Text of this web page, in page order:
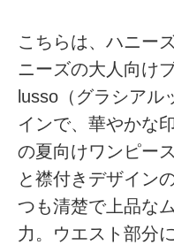
こちらは、ハニー
ニーズの大人向け
lusso（グラシアル
インで、華やかな
の夏向けワンピー
と襟付きデザイン
つも清楚で上品な
力。ウエスト部分